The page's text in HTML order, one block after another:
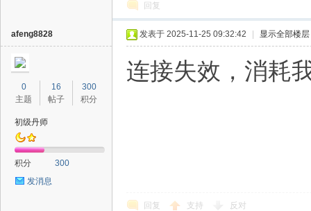
回复
afeng8828
0
主题
16
帖子
300
积分
初级丹师
积分
300
发消息
发表于 2025-11-25 09:32:42 显示全部楼层
连接失效，消耗
回复 支持 反对